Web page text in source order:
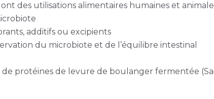
des utilisations alimentaires humaines et
additifs ou excipients
du microbiote et de l’équilibre intestinal
de protéines de levure de boulanger fermentée